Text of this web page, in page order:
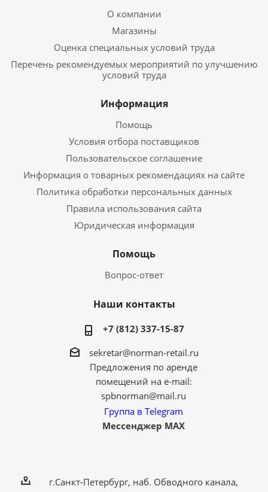
О компании
Магазины
Оценка специальных условий труда
Перечень рекомендуемых мероприятий по улучшению
условий труда
Информация
Помощь
Условия отбора поставщиков
Пользовательское соглашение
Информация о товарных рекомендациях на сайте
Политика обработки персональных данных
Правила использования сайта
Юридическая информация
Помощь
Вопрос-ответ
Наши контакты
+7 (812) 337-15-87
sekretar@norman-retail.ru
Предложения по аренде
помещений на e-mail:
spbnorman@mail.ru
Группа в Telegram
Мессенджер MAX
г.Санкт-Петербург, наб. Обводного канала,